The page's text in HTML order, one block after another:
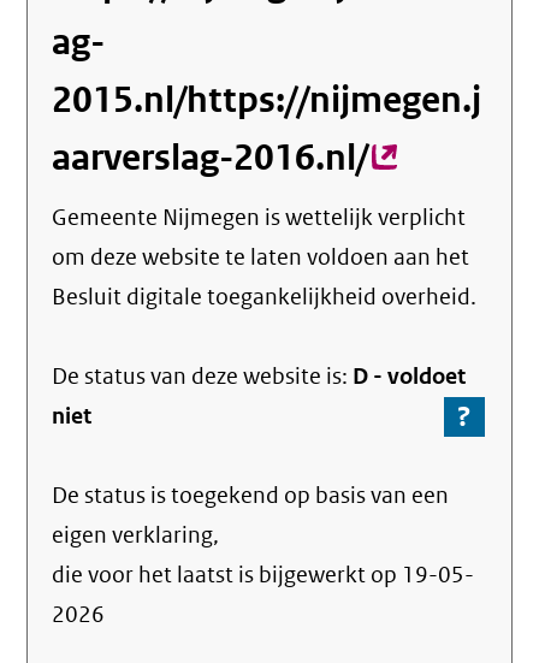
ag-
2015.nl/https://nijmegen.j
aarverslag-2016.nl/(externe
link)
Gemeente Nijmegen is wettelijk verplicht
om deze website te laten voldoen aan het
Besluit digitale toegankelijkheid overheid.
De status van dezewebsite is: D -voldoet
niet
?
Ga
over
De status is toegekend op basis van een
eigen verklaring,
die voor het laatst is bijgewerkt op 19-05-
2026